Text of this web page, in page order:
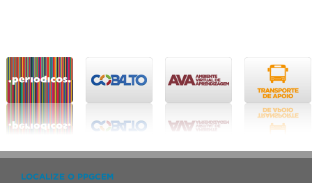
LOCALIZE O PPGCEM